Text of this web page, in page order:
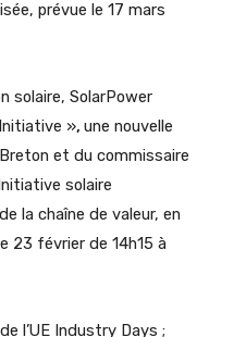
prévue le 17 mars
solaire, SolarPower
», une nouvelle
et du commissaire
solaire
la chaîne de valeur, en
23 février de 14h15 à
l’UE Industry Days ;